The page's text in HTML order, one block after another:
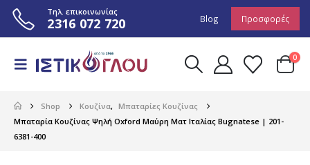
Τηλ. επικοινωνίας
2316 072 720 Blog Προσφορές
0
Shop Κουζίνα, Μπαταρίες Κουζίνας
Μπαταρία Κουζίνας Ψηλή Oxford Μαύρη Ματ Ιταλίας Bugnatese | 201-
6381-400